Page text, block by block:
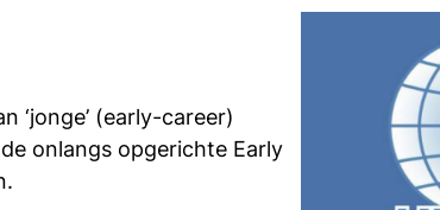
‘jonge’ (early-career)
onlangs opgerichte Early